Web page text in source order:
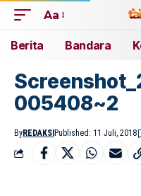
Aa
Berita Bandara
005408~2
ByREDAKSI Published: 11 Juli, 2018